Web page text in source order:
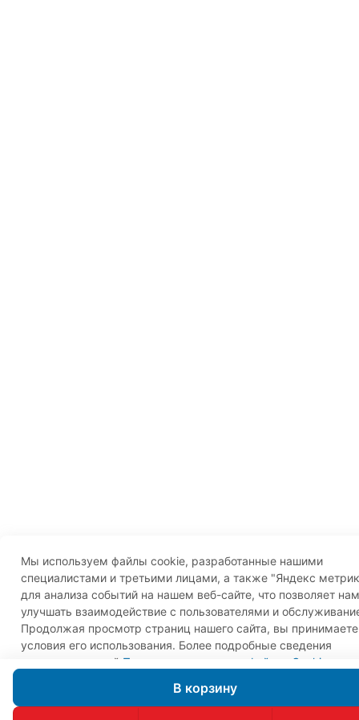
В корзину
Мы используем файлы cookie, разработанные нашими
специалистами и третьими лицами, а также "Яндекс
для анализа событий на нашем веб-сайте, что позволяет нам
улучшать взаимодействие с пользователями и
Продолжая просмотр страниц нашего сайта, вы принимаете
условия его использования. Более подробные сведения
смотрите в нашей Политике в отношении файлов Cookie